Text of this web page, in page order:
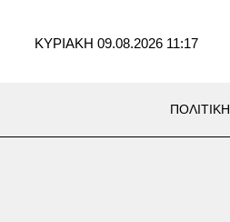
ΚΥΡΙΑΚΗ 09.08.2026 11:17
ΠΟΛΙΤΙΚΗ